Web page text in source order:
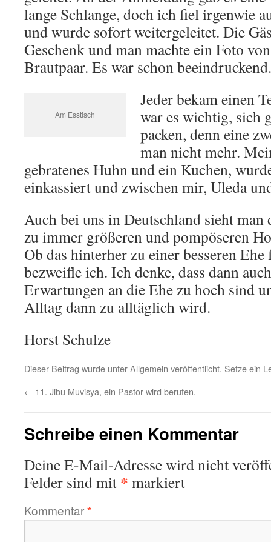
lange Schlange, doch ich fiel irgenwie
und wurde sofort weitergeleitet. Die
Geschenk und man machte ein Foto
Brautpaar. Es war schon beeindruckend.
Am Esstisch
Jeder bekam einen
war es wichtig, sich
packen, denn eine
man nicht mehr.
gebratenes Huhn und ein Kuchen,
einkassiert und zwischen mir, Uleda
Auch bei uns in Deutschland sieht man
zu immer größeren und pompöseren
Ob das hinterher zu einer besseren
bezweifle ich. Ich denke, dass dann
Erwartungen an die Ehe zu hoch sind
Alltag dann zu alltäglich wird.
Horst Schulze
Dieser Beitrag wurde unterAllgemein veröffentlicht. Setze ein
← 11. Jibu Muvisya, ein Pastor wird berufen.
Schreibe einen Kommentar
Deine E-Mail-Adresse wird nicht
Felder sind mit * markiert
Kommentar*